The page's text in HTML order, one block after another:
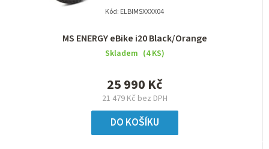
MS ENERGY eBike i20 Black/Orange
Skladem (4 KS)
21 479 Kč bez DPH
25 990 Kč
DO KOŠÍKU
Kód: ELBIMSXXXX04